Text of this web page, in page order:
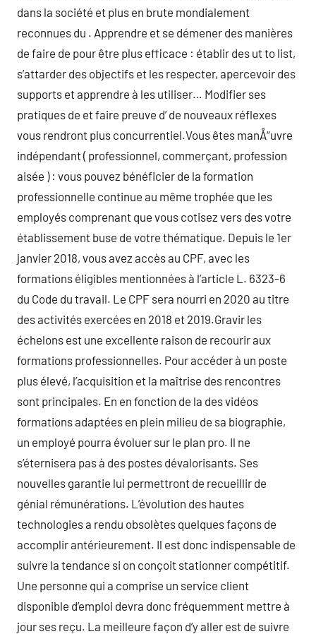
dans la société et plus en brute mondialement
reconnues du . Apprendre et se démener des manières
de faire de pour être plus efficace : établir des ut to list,
s’attarder des objectifs et les respecter, apercevoir des
supports et apprendre à les utiliser… Modifier ses
pratiques de et faire preuve d’ de nouveaux réflexes
vous rendront plus concurrentiel.Vous êtes manÅ“uvre
indépendant ( professionnel, commerçant, profession
aisée ) : vous pouvez bénéficier de la formation
professionnelle continue au même trophée que les
employés comprenant que vous cotisez vers des votre
établissement buse de votre thématique. Depuis le 1er
janvier 2018, vous avez accès au CPF, avec les
formations éligibles mentionnées à l’article L. 6323-6
du Code du travail. Le CPF sera nourri en 2020 au titre
des activités exercées en 2018 et 2019.Gravir les
échelons est une excellente raison de recourir aux
formations professionnelles. Pour accéder à un poste
plus élevé, l’acquisition et la maîtrise des rencontres
sont principales. En en fonction de la des vidéos
formations adaptées en plein milieu de sa biographie,
un employé pourra évoluer sur le plan pro. Il ne
s’éternisera pas à des postes dévalorisants. Ses
nouvelles garantie lui permettront de recueillir de
génial rémunérations. L’évolution des hautes
technologies a rendu obsolètes quelques façons de
accomplir antérieurement. Il est donc indispensable de
suivre la tendance si on conçoit stationner compétitif.
Une personne qui a comprise un service client
disponible d’emploi devra donc fréquemment mettre à
jour ses reçu. La meilleure façon d’y aller est de suivre